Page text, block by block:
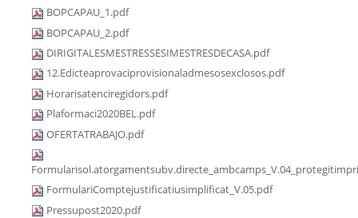
BOPCAPAU_1.pdf
BOPCAPAU_2.pdf
DIRIGITALESMESTRESSESIMESTRESDECASA.pdf
12.Edicteaprovaciprovisionaladmesosexclosos.pdf
Horarisatenciregidors.pdf
Plaformaci2020BEL.pdf
OFERTATRABAJO.pdf
FormulariComptejustificatiusimplificat_V.05.pdf
Pressupost2020.pdf